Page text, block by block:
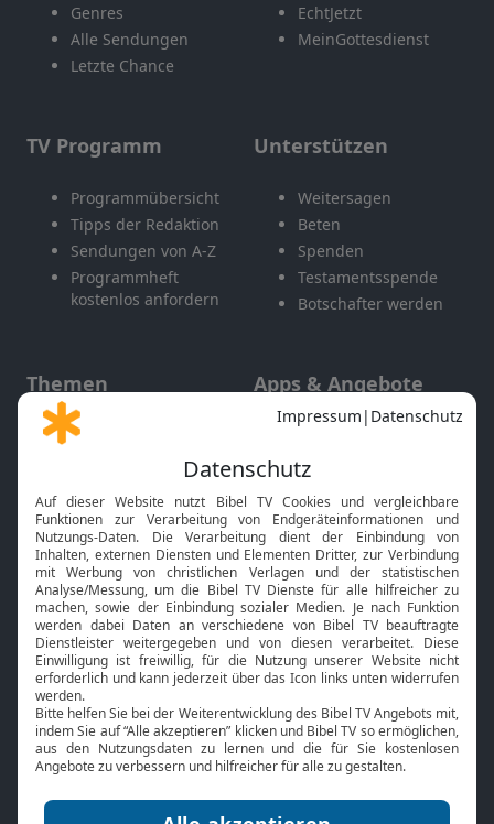
Genres
Alle Sendungen
Letzte Chance
EchtJetzt
MeinGottesdienst
TV Programm
Programmübersicht
Tipps der Redaktion
Sendungen von A-Z
Programmheft
kostenlos anfordern
Unterstützen
Weitersagen
Beten
Spenden
Testamentsspende
Botschafter werden
Themen
Gott und Bibel erklärt
Neuigkeiten
Apps & Angebote
Mobile App
Smart TV
HbbTV
Bibelthek Online-Bibel
Nächster Gottesdienst
Bibel TV
Über uns
Jobs
Mediadaten
Service
Kontakt
TV-Empfang